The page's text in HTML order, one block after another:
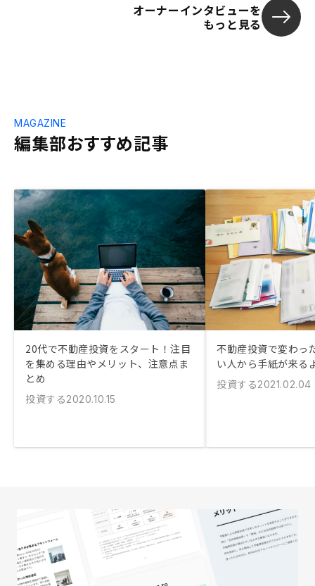
オーナーインタビューを
もっと見る
編集部おすすめ記事
MAGAZINE
20代で不動産投資をスタート！注目
を集める理由やメリット、注意点ま
とめ
投資する2020.10.15
不動産投資で変わっ
い人から手紙が来る
投資する2021.02.04